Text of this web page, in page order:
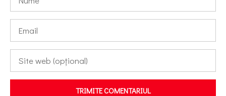
TRIMITE COMENTARIUL